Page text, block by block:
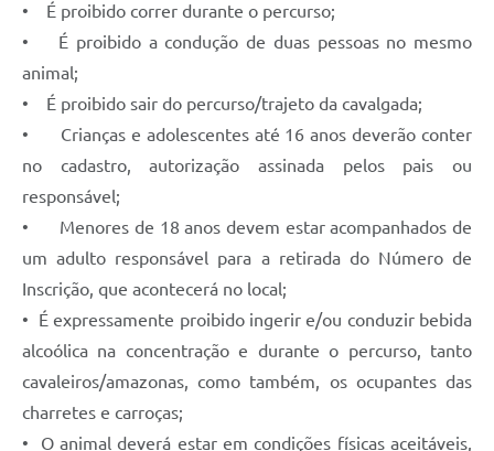
• É proibido correr durante o percurso;
• É proibido a condução de duas pessoas no mesmo
animal;
• É proibido sair do percurso/trajeto da cavalgada;
• Crianças e adolescentes até 16 anos deverão conter
no cadastro, autorização assinada pelos pais ou
responsável;
• Menores de 18 anos devem estar acompanhados de
um adulto responsável para a retirada do Número de
Inscrição, que acontecerá no local;
• É expressamente proibido ingerir e/ou conduzir bebida
alcoólica na concentração e durante o percurso, tanto
cavaleiros/amazonas, como também, os ocupantes das
charretes e carroças;
• O animal deverá estar em condições físicas aceitáveis,